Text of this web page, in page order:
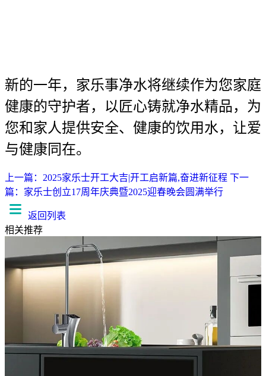
新的一年，家乐事净水将继续作为您家庭
健康的守护者，以匠心铸就净水精品，为
您和家人提供安全、健康的饮用水，让爱
与健康同在。
上一篇：2025家乐士开工大吉|开工启新篇,奋进新征程 下一
篇：家乐士创立17周年庆典暨2025迎春晚会圆满举行
返回列表
相关推荐